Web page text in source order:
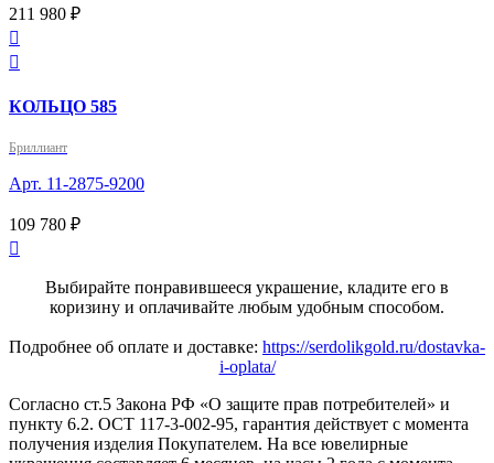
211 980 ₽


КОЛЬЦО 585
Бриллиант
Арт. 11-2875-9200
109 780 ₽

Выбирайте понравившееся украшение, кладите его в
коризину и оплачивайте любым удобным способом.
Подробнее об оплате и доставке: https://serdolikgold.ru/dostavka-
i-oplata/
Согласно ст.5 Закона РФ «О защите прав потребителей» и
пункту 6.2. ОСТ 117-3-002-95, гарантия действует с момента
получения изделия Покупателем. На все ювелирные